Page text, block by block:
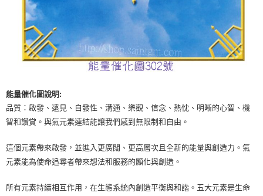
能量催化圖說明:
品質：啟發、遠見、自發性、溝通、樂觀、信念、熱忱、明晰的心智、機
智和讚賞。與氣元素連結能讓我們感到無限制和自由。
這個元素帶來啟發，並進入更廣闊、更高層次且全新的能量與創造力。氣
元素能為使命追尋者帶來想法和服務的顯化與創造。
所有元素持續相互作用，在生態系統內創造平衡與和諧。五大元素是生命